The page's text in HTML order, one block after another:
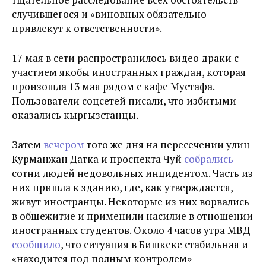
случившегося и «виновных обязательно
привлекут к ответственности».
17 мая в сети распространилось видео драки с
участием якобы иностранных граждан, которая
произошла 13 мая рядом с кафе Мустафа.
Пользователи соцсетей писали, что избитыми
оказались кыргызстанцы.
Затем вечером того же дня на пересечении улиц
Курманжан Датка и проспекта Чуй собрались
сотни людей недовольных инцидентом. Часть из
них пришла к зданию, где, как утверждается,
живут иностранцы. Некоторые из них ворвались
в общежитие и применили насилие в отношении
иностранных студентов. Около 4 часов утра МВД
сообщило, что ситуация в Бишкеке стабильная и
«находится под полным контролем»